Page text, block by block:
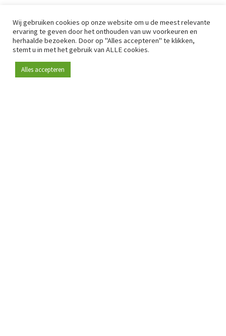
Wij gebruiken cookies op onze website om u de meest relevante
ervaring te geven door het onthouden van uw voorkeuren en
herhaalde bezoeken. Door op "Alles accepteren" te klikken,
stemt u in met het gebruik van ALLE cookies.
Alles accepteren